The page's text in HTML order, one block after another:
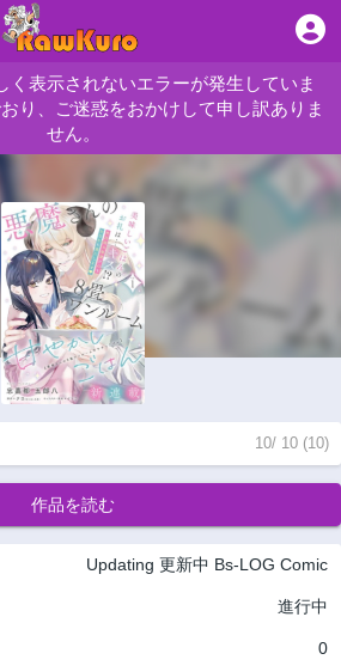
く表示されないエラーが発生していま
り、ご迷惑をおかけして申し訳ありま
せん。
10/ 10 (10)
作品を読む
Updating 更新中 Bs-LOG Comic
進行中
0